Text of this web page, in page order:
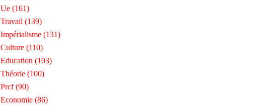
Ue (161)
Travail (139)
Impérialisme (131)
Culture (110)
Education (103)
Théorie (100)
Prcf(90)
Economie (86)